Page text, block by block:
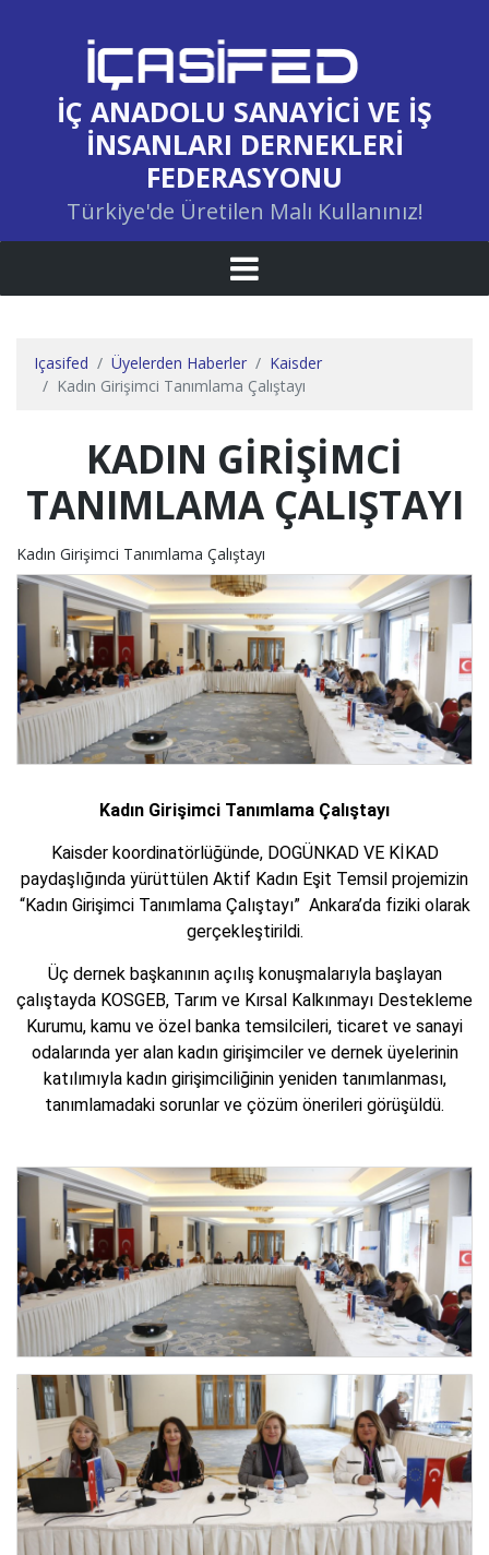
İÇ ANADOLU SANAYICI VE İŞ
İNSANLARI DERNEKLERI
FEDERASYONU
Türkiye'de Üretilen Malı Kullanınız!
Içasifed Üyelerden Haberler
Kaisder
Kadın Girişimci Tanımlama Çalıştayı
KADIN GIRIŞIMCI
TANIMLAMA ÇALIŞTAYI
Kadın Girişimci Tanımlama Çalıştayı
Kadın Girişimci Tanımlama Çalıştayı
Kaisder koordinatörlüğünde, DOGÜNKAD VE KİKAD
paydaşlığında yürüttülen Aktif Kadın Eşit Temsil projemizin
“Kadın Girişimci Tanımlama Çalıştayı” Ankara’da fiziki olarak
gerçekleştirildi.
Üç dernek başkanının açılış konuşmalarıyla başlayan
çalıştayda KOSGEB, Tarım ve Kırsal Kalkınmayı Destekleme
Kurumu, kamu ve özel banka temsilcileri, ticaret ve sanayi
odalarında yer alan kadın girişimciler ve dernek üyelerinin
katılımıyla kadın girişimciliğinin yeniden tanımlanması,
tanımlamadaki sorunlar ve çözüm önerileri görüşüldü.